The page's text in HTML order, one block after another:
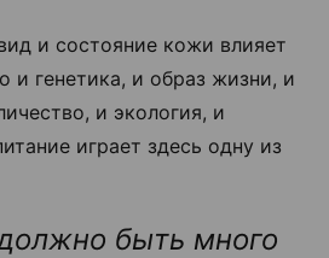
и состояние кожи влияет
и генетика, и образ жизни, и
и экология, и
играет здесь одну из
быть много